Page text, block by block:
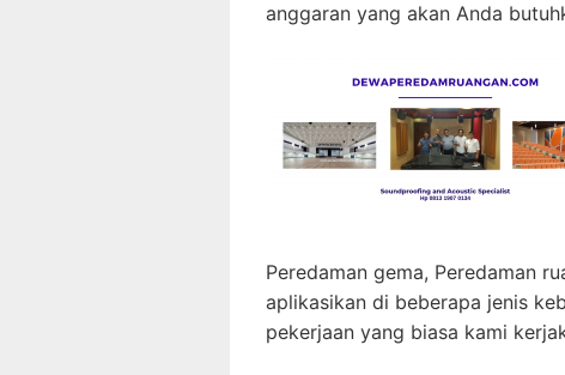
anggaran yang akan Anda
Peredaman gema, Peredaman
aplikasikan di beberapa jenis
pekerjaan yang biasa kami